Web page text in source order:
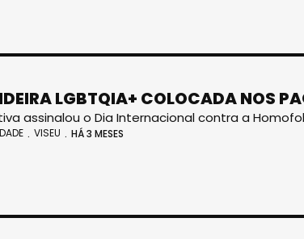
LGBTQIA+ COLOCADA NOS
assinalou o Dia Internacional contra a
VISEU HÁ 3 MESES